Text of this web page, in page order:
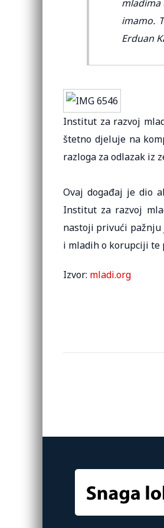
mladima
imamo.
Erduan
Institut za razvoj
štetno djeluje na
razloga za odlazak iz
Ovaj događaj je dio
Institut za razvoj
nastoji privući pažnju
i mladih o korupciji
Izvor: mladi.org